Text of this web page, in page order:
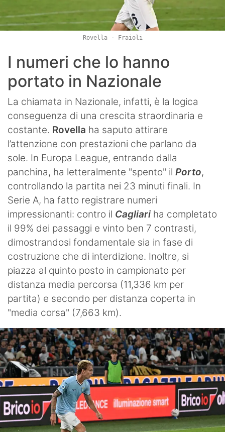
Rovella - Fraioli
I numeri che lo hanno
portato in Nazionale
La chiamata in Nazionale, infatti, è la logica
conseguenza di una crescita straordinaria e
costante. Rovella ha saputo attirare
l’attenzione con prestazioni che parlano da
sole. In Europa League, entrando dalla
panchina, ha letteralmente "spento" il Porto,
controllando la partita nei 23 minuti finali. In
Serie A, ha fatto registrare numeri
impressionanti: contro il Cagliari ha completato
il 99% dei passaggi e vinto ben 7 contrasti,
dimostrandosi fondamentale sia in fase di
costruzione che di interdizione. Inoltre, si
piazza al quinto posto in campionato per
distanza media percorsa (11,336 km per
partita) e secondo per distanza coperta in
"media corsa" (7,663 km).